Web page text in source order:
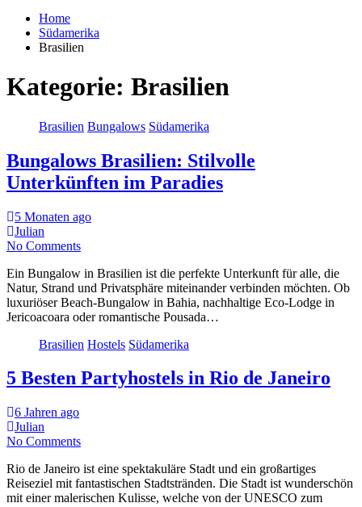
Home
Südamerika
Brasilien
Kategorie: Brasilien
Brasilien Bungalows Südamerika
Bungalows Brasilien: Stilvolle
Unterkünften im Paradies
5 Monaten ago
Julian
No Comments
Ein Bungalow in Brasilien ist die perfekte Unterkunft für alle, die
Natur, Strand und Privatsphäre miteinander verbinden möchten. Ob
luxuriöser Beach-Bungalow in Bahia, nachhaltige Eco-Lodge in
Jericoacoara oder romantische Pousada…
Brasilien Hostels Südamerika
5 Besten Partyhostels in Rio de Janeiro
6 Jahren ago
Julian
No Comments
Rio de Janeiro ist eine spektakuläre Stadt und ein großartiges
Reiseziel mit fantastischen Stadtstränden. Die Stadt ist wunderschön
mit einer malerischen Kulisse, welche von der UNESCO zum